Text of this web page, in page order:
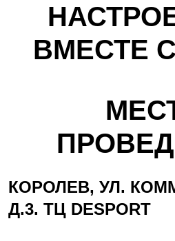
ВМЕСТЕ
КОРОЛЕВ, УЛ.
Д.3. ТЦ DESPORT